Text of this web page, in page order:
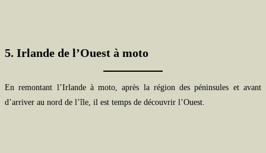
5. Irlande de l’Ouest à moto
En remontant l’Irlande à moto, après la région des péninsules et avant
d’arriver au nord de l’île, il est temps de découvrir l’Ouest.